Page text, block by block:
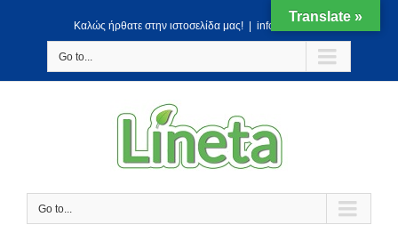
Kαλώς ήρθατε στην ιστοσελίδα μας! info@lineta.gr
Go to...
Go to...
Translate »